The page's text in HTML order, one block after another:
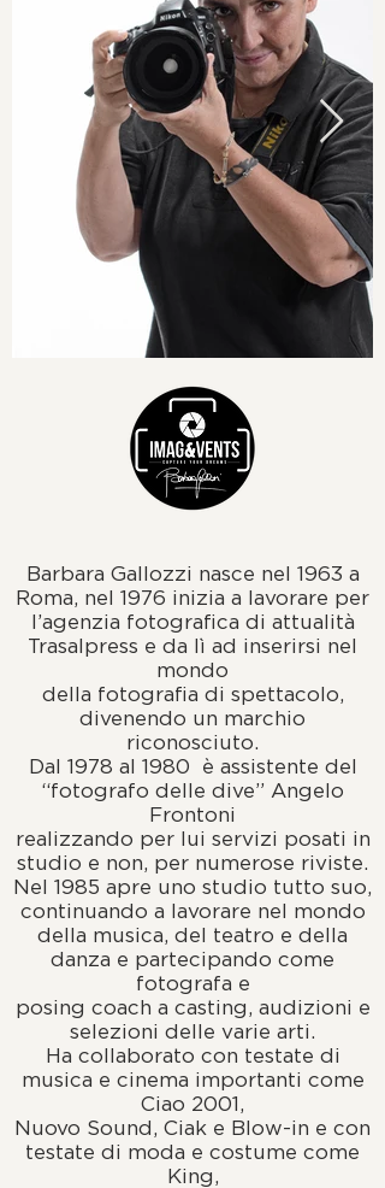
Barbara Gallozzi nasce nel 1963 a
Roma, nel 1976 inizia a lavorare per
l’agenzia fotografica di attualità
Trasalpress e da lì ad inserirsi nel
mondo
della fotografia di spettacolo,
divenendo un marchio
riconosciuto.
Dal 1978 al 1980 è assistente del
“fotografo delle dive” Angelo
Frontoni
realizzando per lui servizi posati in
studio e non, per numerose riviste.
Nel 1985 apre uno studio tutto suo,
continuando a lavorare nel mondo
della musica, del teatro e della
danza e partecipando come
fotografa e
posing coach a casting, audizioni e
selezioni delle varie arti.
Ha collaborato con testate di
musica e cinema importanti come
Ciao 2001,
Nuovo Sound, Ciak e Blow-in e con
testate di moda e costume come
King,